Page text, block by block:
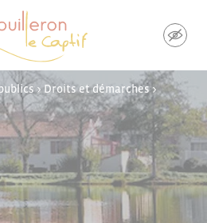
>Droits et démarches>